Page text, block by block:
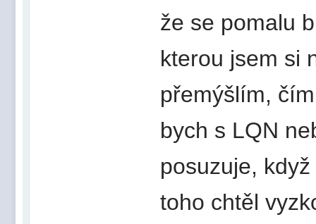
že se pomalu
kterou jsem si
přemýšlím,
bych s LQN
posuzuje,
toho chtěl